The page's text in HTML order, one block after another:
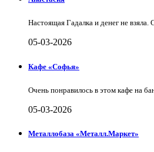
Настоящая Гадалка и денег не взяла.
05-03-2026
Кафе «Софья»
Очень понравилось в этом кафе на
05-03-2026
Металлобаза «Металл.Маркет»